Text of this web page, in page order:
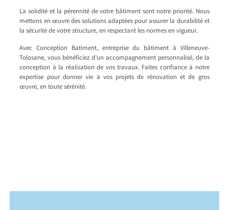
La solidité et la pérennité de votre bâtiment sont notre priorité. Nous
mettons en œuvre des solutions adaptées pour assurer la durabilité et
la sécurité de votre structure, en respectant les normes en vigueur.
Avec Conception Batiment, entreprise du bâtiment à Villeneuve-
Tolosane, vous bénéficiez d’un accompagnement personnalisé, de la
conception à la réalisation de vos travaux. Faites confiance à notre
expertise pour donner vie à vos projets de rénovation et de gros
œuvre, en toute sérénité.